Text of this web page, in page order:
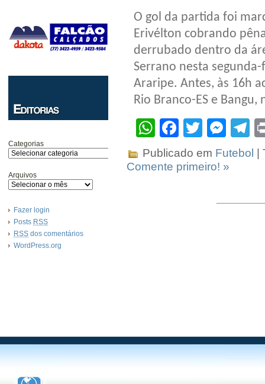
Categorias
Arquivos
Fazer login
Posts RSS
RSS dos comentários
WordPress.org
O gol da partida foi
Erivélton cobrando
derrubado dentro da
Serrano nesta
Araripe. Antes, às 16h
Rio Branco-ES e
WhatsApp
Facebook
Twitter
Publicado em Futebol
|
Comente primeiro! »